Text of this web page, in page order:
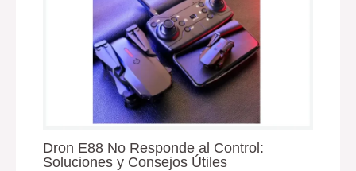
Dron E88 No Responde al Control:
Soluciones y Consejos Útiles